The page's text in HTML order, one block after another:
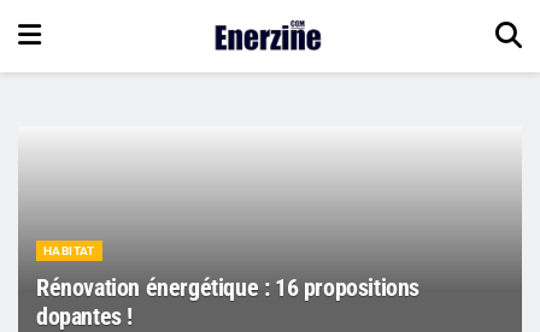
HABITAT
Rénovation énergétique : 16 propositions
dopantes !